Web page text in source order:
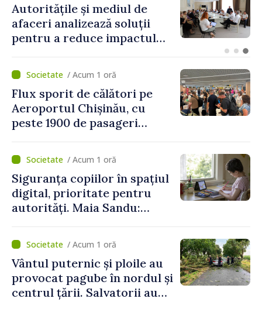
VIDEO // Politica fiscală
2027: ministra Finanțelor
explică principalele
pe bunurile imobiliare,
taxele locale și rutiere
/ Acum 1 oră
Flux sporit de călători pe
Aeroportul Chișinău, cu
peste 1900 de pasageri
de vârf a concediilor
/ Acum 1 oră
Siguranța copiilor în spațiul
digital, prioritate pentru
autorități. Maia Sandu:
mecanisme care să-i
protejeze”/ Acum 1 oră
Vântul puternic și ploile au
provocat pagube în nordul și
centrul țării. Salvatorii au